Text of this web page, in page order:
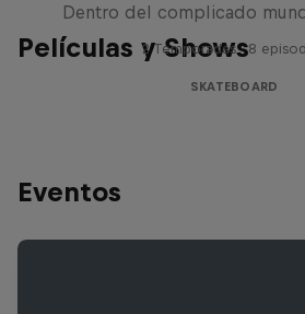
Películas y Shows
Dentro del complicado
2 Temporadas · 8
SKATEBOARD
Eventos